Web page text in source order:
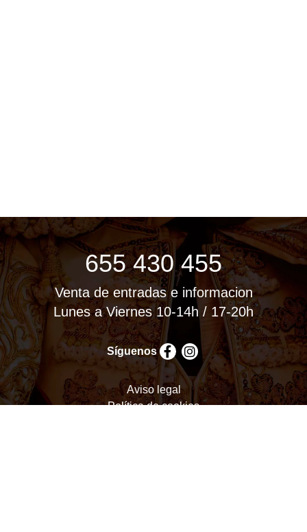
655 430 455
Venta de entradas e informacion
Lunes a Viernes 10-14h / 17-20h
Síguenos
Aviso legal
Política de cookies